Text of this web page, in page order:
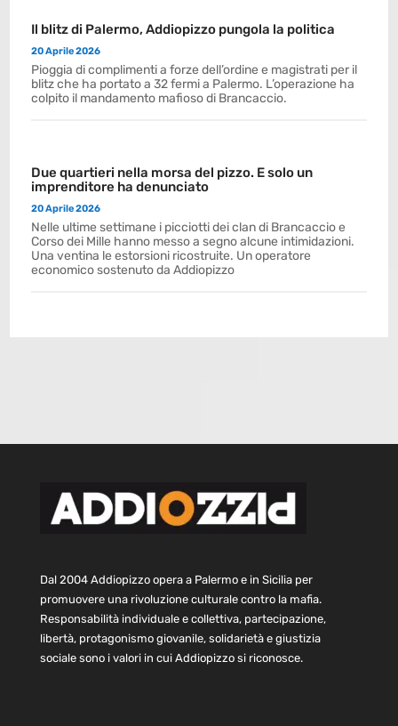
Il blitz di Palermo, Addiopizzo pungola la politica
20 Aprile 2026
Pioggia di complimenti a forze dell’ordine e magistrati per il
blitz che ha portato a 32 fermi a Palermo. L’operazione ha
colpito il mandamento mafioso di Brancaccio.
Due quartieri nella morsa del pizzo. E solo un
imprenditore ha denunciato
20 Aprile 2026
Nelle ultime settimane i picciotti dei clan di Brancaccio e
Corso dei Mille hanno messo a segno alcune intimidazioni.
Una ventina le estorsioni ricostruite. Un operatore
economico sostenuto da Addiopizzo
Dal 2004 Addiopizzo opera a Palermo e in Sicilia per
promuovere una rivoluzione culturale contro la mafia.
Responsabilità individuale e collettiva, partecipazione,
libertà, protagonismo giovanile, solidarietà e giustizia
sociale sono i valori in cui Addiopizzo si riconosce.